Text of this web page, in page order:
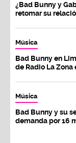
¿Bad Bunny y
retomar su
Música
Bad Bunny en
de Radio La Zona
Música
Bad Bunny y su
demanda por 16